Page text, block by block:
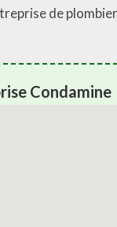
de
Condamine